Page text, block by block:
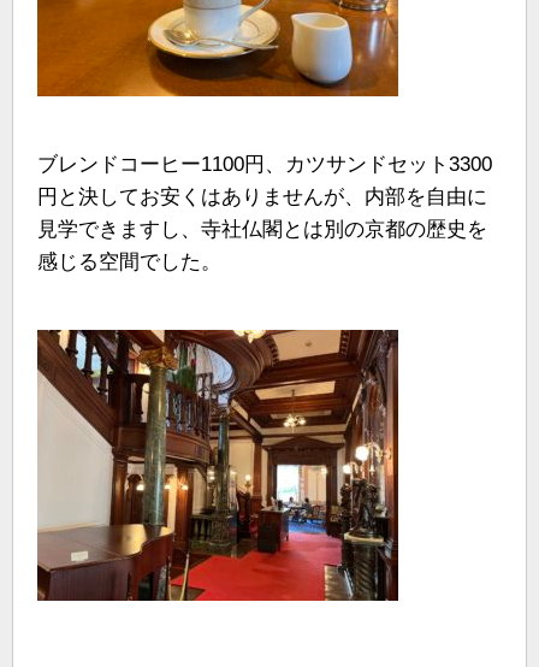
ブレンドコーヒー1100円、カツサンドセット3300
円と決してお安くはありませんが、内部を自由に
見学できますし、寺社仏閣とは別の京都の歴史を
感じる空間でした。